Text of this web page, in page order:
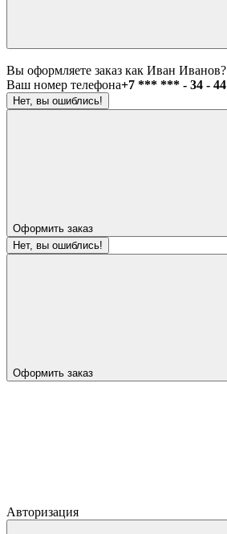
Вы оформляете заказ как Иван Иванов?
Ваш номер телефона+7 *** *** - 34 - 44
Нет, вы ошиблись!
Оформить заказ
Нет, вы ошиблись!
Оформить заказ
Авторизация